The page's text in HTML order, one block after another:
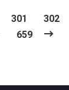
301 302
659